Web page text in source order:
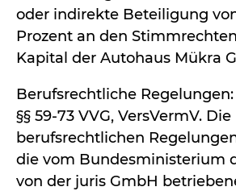
oder indirekte Beteiligung
Prozent an den
Kapital der Autohaus Mükra
Berufsrechtliche Regelungen:
§§ 59-73 VVG, VersVermV. Die
berufsrechtlichen
die vom Bundesministerium
von der juris GmbH